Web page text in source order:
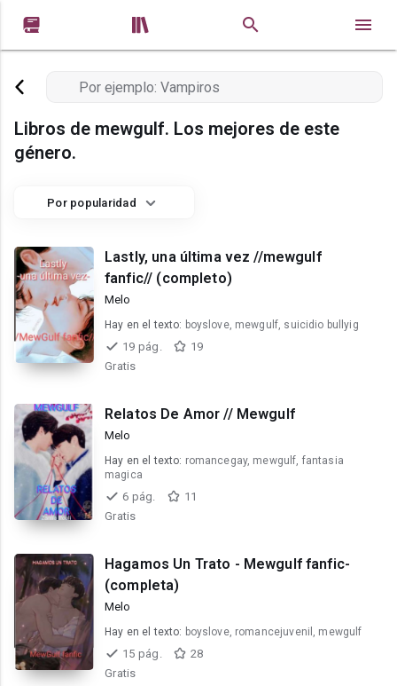
 
Libros de mewgulf. Los mejores de este
género.
Por popularidad
Lastly, una última vez //mewgulf
fanfic// (completo)
Melo
Hay en el texto: boyslove, mewgulf, suicidio bullyig
19 pág.
19
Gratis
Relatos De Amor // Mewgulf
Melo
Hay en el texto: romancegay, mewgulf, fantasia
magica
6 pág.
11
Gratis
Hagamos Un Trato - Mewgulf fanfic-
(completa)
Melo
Hay en el texto: boyslove, romancejuvenil, mewgulf
15 pág.
28
Gratis